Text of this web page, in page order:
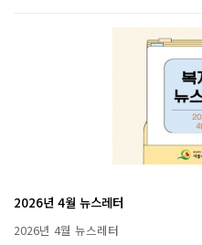
2026년 4월 뉴스레터
2026년 4월 뉴스레터